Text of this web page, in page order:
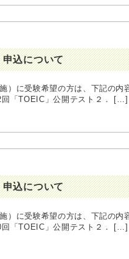
込について
に受験希望の方は、下記の内
」公開テスト２． […]
込について
に受験希望の方は、下記の内
」公開テスト２． […]